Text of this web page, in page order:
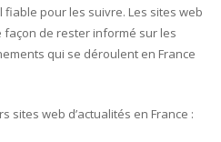
fiable pour les suivre. Les sites web
façon de rester informé sur les
qui se déroulent en France
sites web d’actualités en France :